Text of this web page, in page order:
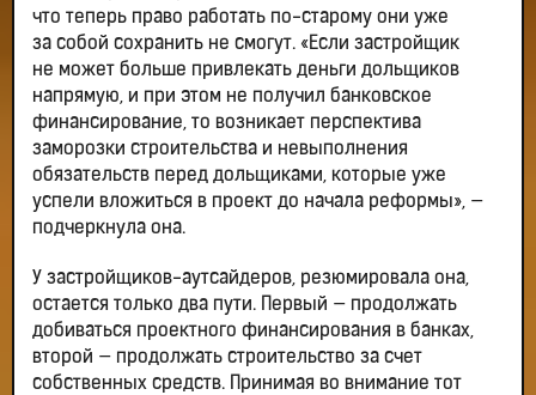
что теперь право работать по-старому они уже
за собой сохранить не смогут. «Если застройщик
не может больше привлекать деньги дольщиков
напрямую, и при этом не получил банковское
финансирование, то возникает перспектива
заморозки строительства и невыполнения
обязательств перед дольщиками, которые уже
успели вложиться в проект до начала реформы», —
подчеркнула она.
У застройщиков-аутсайдеров, резюмировала она,
остается только два пути. Первый — продолжать
добиваться проектного финансирования в банках,
второй — продолжать строительство за счет
собственных средств. Принимая во внимание тот